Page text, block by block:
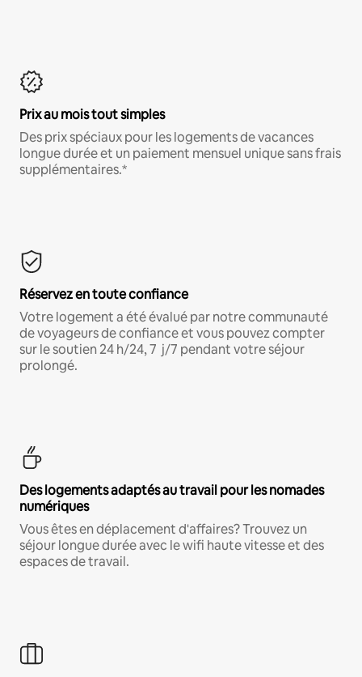
Prix au mois tout simples
Des prix spéciaux pour les logements de vacances
longue durée et un paiement mensuel unique sans frais
supplémentaires.*
Réservez en toute confiance
Votre logement a été évalué par notre communauté
de voyageurs de confiance et vous pouvez compter
sur le soutien 24 h/24, 7 j/7 pendant votre séjour
prolongé.
Des logements adaptés au travail pour les nomades
numériques
Vous êtes en déplacement d'affaires? Trouvez un
séjour longue durée avec le wifi haute vitesse et des
espaces de travail.